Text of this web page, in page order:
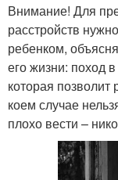
Внимание! Для
расстройств
ребенком,
его жизни: поход
которая
коем случае
плохо вести –